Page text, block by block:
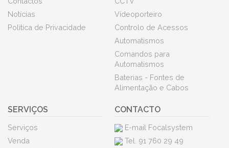
Notícias
Politíca de Privacidade
Vídeoporteiro
Controlo de Acessos
Automatismos
Comandos para
Automatismos
Baterias - Fontes de
Alimentação e Cabos
SERVIÇOS
Serviços
Venda
CONTACTO
E-mail Focalsystem
Tel. 91 760 29 49